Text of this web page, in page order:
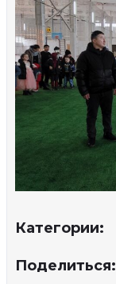
Категории:
Поделиться: